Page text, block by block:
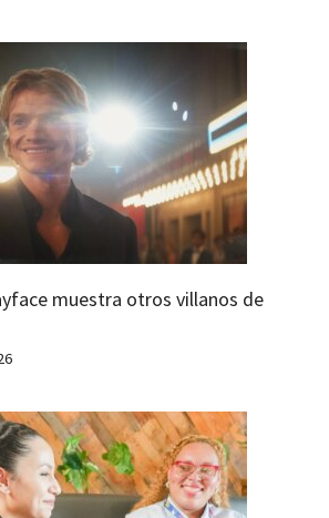
muestra otros villanos de